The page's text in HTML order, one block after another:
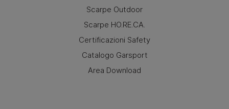
Scarpe Outdoor
Scarpe HO.RE.CA.
Certificazioni Safety
Catalogo Garsport
Area Download